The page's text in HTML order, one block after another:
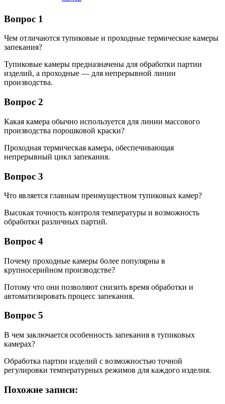
Вопрос 1
Чем отличаются тупиковые и проходные термические камеры
запекания?
Тупиковые камеры предназначены для обработки партии
изделий, а проходные — для непрерывной линии
производства.
Вопрос 2
Какая камера обычно используется для линии массового
производства порошковой краски?
Проходная термическая камера, обеспечивающая
непрерывный цикл запекания.
Вопрос 3
Что является главным преимуществом тупиковых камер?
Высокая точность контроля температуры и возможность
обработки различных партий.
Вопрос 4
Почему проходные камеры более популярны в
крупносерийном производстве?
Потому что они позволяют снизить время обработки и
автоматизировать процесс запекания.
Вопрос 5
В чем заключается особенность запекания в тупиковых
камерах?
Обработка партии изделий с возможностью точной
регулировки температурных режимов для каждого изделия.
Похожие записи: